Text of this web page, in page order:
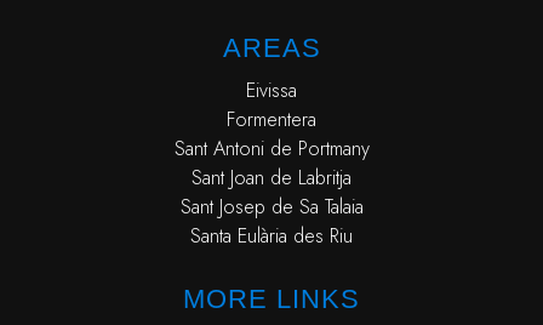
AREAS
Eivissa
Formentera
Sant Antoni de Portmany
Sant Joan de Labritja
Sant Josep de Sa Talaia
Santa Eulària des Riu
MORE LINKS